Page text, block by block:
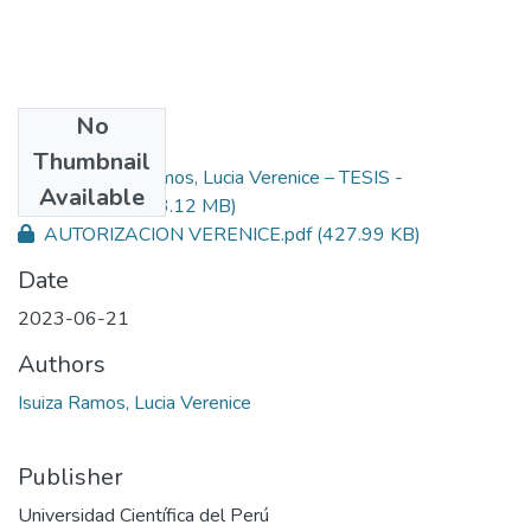
No
Thumbnail
Available
Isuiza Ramos, Lucia Verenice – TESIS -
SICOLOGIA.pdf
(3.12 MB)
AUTORIZACION VERENICE.pdf(427.99 KB)
Date
2023-06-21
Authors
Isuiza Ramos, Lucia Verenice
Publisher
Universidad Científica del Perú